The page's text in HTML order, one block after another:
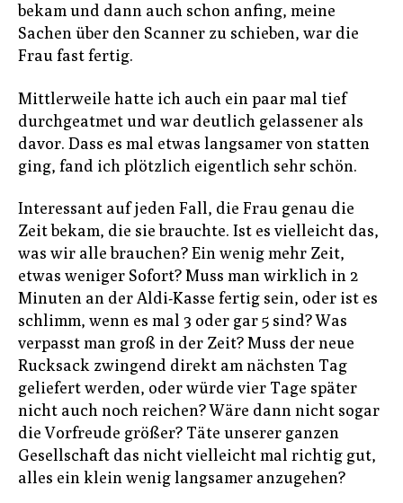
bekam und dann auch schon anfing, meine
Sachen über den Scanner zu schieben, war die
Frau fast fertig.
Mittlerweile hatte ich auch ein paar mal tief
durchgeatmet und war deutlich gelassener als
davor. Dass es mal etwas langsamer von statten
ging, fand ich plötzlich eigentlich sehr schön.
Interessant auf jeden Fall, die Frau genau die
Zeit bekam, die sie brauchte. Ist es vielleicht das,
was wir alle brauchen? Ein wenig mehr Zeit,
etwas weniger Sofort? Muss man wirklich in 2
Minuten an der Aldi-Kasse fertig sein, oder ist es
schlimm, wenn es mal 3 oder gar 5 sind? Was
verpasst man groß in der Zeit? Muss der neue
Rucksack zwingend direkt am nächsten Tag
geliefert werden, oder würde vier Tage später
nicht auch noch reichen? Wäre dann nicht sogar
die Vorfreude größer? Täte unserer ganzen
Gesellschaft das nicht vielleicht mal richtig gut,
alles ein klein wenig langsamer anzugehen?